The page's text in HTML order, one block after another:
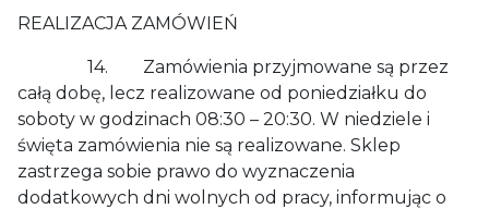
REALIZACJA ZAMÓWIEŃ
14. Zamówienia przyjmowane są przez
całą dobę, lecz realizowane od poniedziałku do
soboty w godzinach 08:30 – 20:30. W niedziele i
święta zamówienia nie są realizowane. Sklep
zastrzega sobie prawo do wyznaczenia
dodatkowych dni wolnych od pracy, informując o